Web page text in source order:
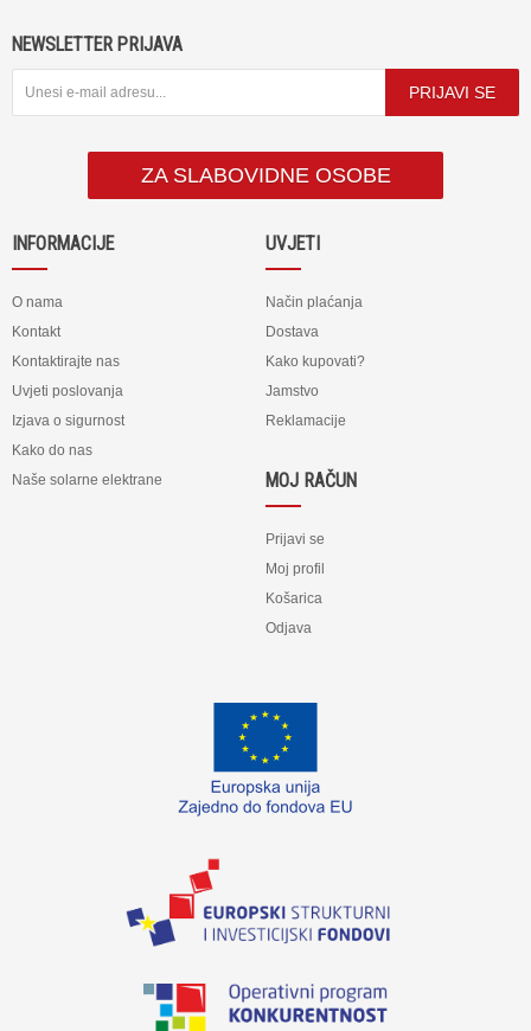
NEWSLETTER PRIJAVA
PRIJAVI SE
ZA SLABOVIDNE OSOBE
INFORMACIJE
O nama
Kontakt
Kontaktirajte nas
Uvjeti poslovanja
Izjava o sigurnost
Kako do nas
Naše solarne elektrane
UVJETI
Način plaćanja
Dostava
Kako kupovati?
Jamstvo
Reklamacije
MOJ RAČUN
Prijavi se
Moj profil
Košarica
Odjava